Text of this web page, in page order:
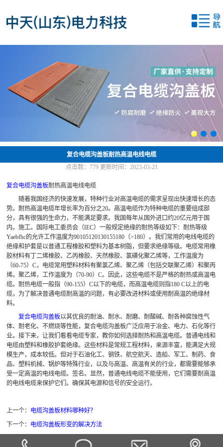
复合电缆沟盖板耐热高温电线电缆
点击数：
779更新时间：2023-03-21
复合电缆沟盖板耐热高温电线电缆
随着我国经济的快速发展，特种行业对高温电缆的需求呈现出快速增长的态
势。耐热高温电缆年增长率为百分之20。高温电缆作为特种电缆的重要组成部
分，具有很强的生命力，不能满足要求。我国每年从国外进口约20亿元用于国
内。施工。国际电工委员会（IEC）一般规定绝缘的耐热等级如下：耐热等级
Yaebfhc的允许工作温度为90105120130155180（>180）。我们常用的电线电缆的
绝缘和护套是以普通工程橡胶和塑料为基本树脂，但要求绝缘等级。电缆常用橡
胶材料有丁二烯橡胶、乙丙橡胶、天然橡胶、氯磺化聚乙烯等，工作温度为
（60-75）C，电缆常用塑料材料有聚氯乙烯、聚乙烯（包括交联聚乙烯）和聚丙
烯。聚乙烯，工作温度为（70-90）C。因此，这些电缆不是严格的耐热或高温电
缆。耐热电缆一般指（90-155）C以下的电缆，而高温电缆则指180 C以上的电
缆，为了解决普通电缆耐高温的问题，有必要改进材料或使用耐高温的绝缘材
料。
复合电缆沟盖板以其优良的耐油、耐水、耐磨、耐酸碱、耐各种腐蚀性气
体、耐老化、不燃烧等性能，复合电缆沟盖板广泛应用于冶金、电力、石化等行
业。接下来，让我们看看电缆专家，教你如何选择耐热和高温电缆。普通电线和
电缆由塑料和橡胶护套绝缘。这些材料是常规工程材料，来源丰富，能满足大规
模生产，成本较低。但对于石油化工、钢铁、航空航天、造船、军工、制药、食
品、塑料机械、锅炉等特殊行业，以及与高温、高温有关的行业，都需要能够承
受一定高温的电线电缆。签名。显然，普通电线电缆不能使用，它们需要耐高温
的电线电缆来保护它们。确保其电源和信号的安全运行。
上一个： 电缆沟盖板材料哪种好？
下一个： 电缆沟盖板形变的解决方法
新闻中心
应用案例
联系我们